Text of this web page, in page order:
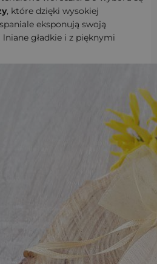
, które dzięki wysokiej
eksponują swoją
gładkie i z pięknymi